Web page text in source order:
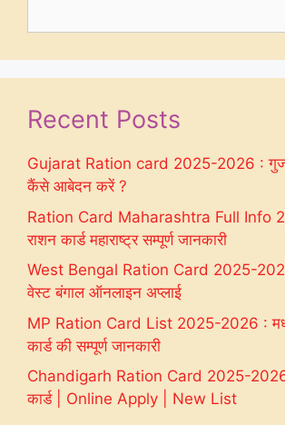
Recent Posts
Gujarat Ration card 2025-2026 :
कैंसे आबेदन करें ?
Ration Card Maharashtra Full Info
राशन कार्ड महाराष्ट्र सम्पूर्ण जानकारी
West Bengal Ration Card 2025-
वेस्ट बंगाल ऑनलाइन अप्लाई
MP Ration Card List 2025-2026 :
कार्ड की सम्पूर्ण जानकारी
Chandigarh Ration Card 2025-
कार्ड | Online Apply | New List